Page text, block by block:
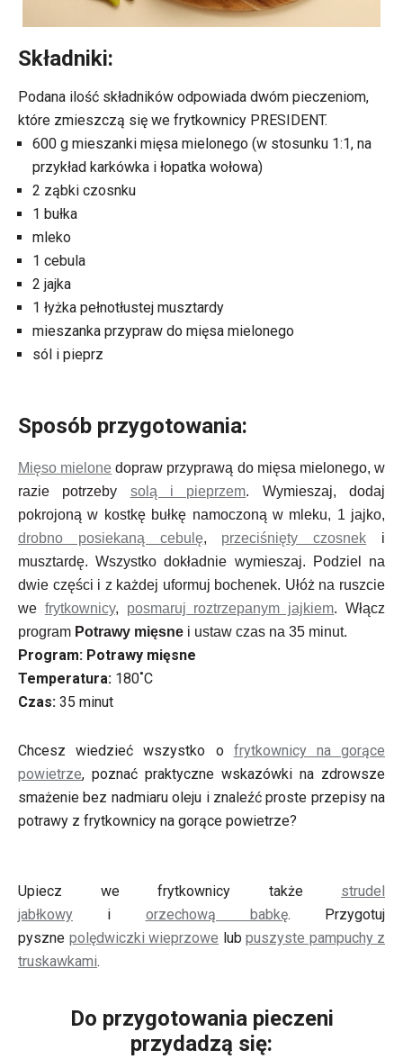
Składniki:
Podana ilość składników odpowiada dwóm pieczeniom,
które zmieszczą się we frytkownicy PRESIDENT.
600 g mieszanki mięsa mielonego (w stosunku 1:1, na
przykład karkówka i łopatka wołowa)
2 ząbki czosnku
1 bułka
mleko
1 cebula
2 jajka
1 łyżka pełnotłustej musztardy
mieszanka przypraw do mięsa mielonego
sól i pieprz
Sposób przygotowania:
Mięso mielone dopraw przyprawą do mięsa mielonego, w
razie potrzeby solą i pieprzem. Wymieszaj, dodaj
pokrojoną w kostkę bułkę namoczoną w mleku, 1 jajko,
drobno posiekaną cebulę, przeciśnięty czosnek i
musztardę. Wszystko dokładnie wymieszaj. Podziel na
dwie części i z każdej uformuj bochenek. Ułóż na ruszcie
we frytkownicy, posmaruj roztrzepanym jajkiem. Włącz
program Potrawy mięsne i ustaw czas na 35 minut.
Program: Potrawy mięsne
Temperatura: 180˚C
Czas: 35 minut
Chcesz wiedzieć wszystko o frytkownicy na gorące
powietrze, poznać praktyczne wskazówki na zdrowsze
smażenie bez nadmiaru oleju i znaleźć proste przepisy na
potrawy z frytkownicy na gorące powietrze?
Upiecz we frytkownicy także strudel
jabłkowy i orzechową babkę. Przygotuj
pyszne polędwiczki wieprzowe lub puszyste pampuchy z
truskawkami.
Do przygotowania pieczeni
przydadzą się: